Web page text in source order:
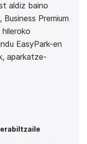
aldiz baino
Premium
EasyPark-en
aparkatze-